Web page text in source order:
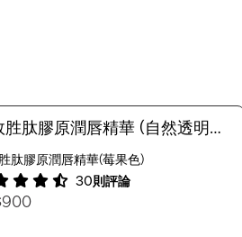
肽膠原潤唇精華 (自然透明色/
色)
肽膠原潤唇精華(莓果色)
30則評論